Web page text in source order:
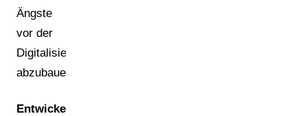
Ängste
vor der
Digitalisierung
abzubauen.
Entwickeln